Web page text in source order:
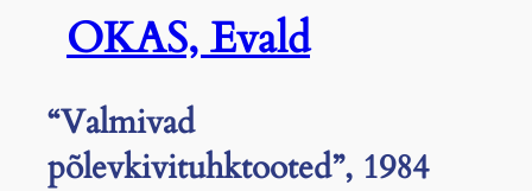
OKAS, Evald
“Valmivad
põlevkivituhktooted”, 1984